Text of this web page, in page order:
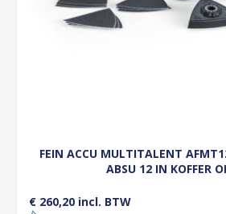
FEIN ACCU MULTITALENT
ABSU 12 IN KOFFER
€ 260,20 incl. BTW